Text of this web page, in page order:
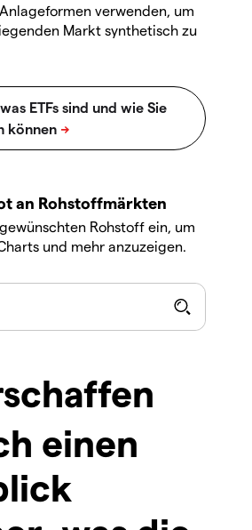
verwenden, um
Markt synthetisch zu
an Rohstoffmärkten
Rohstoff ein, um
und mehr anzuzeigen.
einen